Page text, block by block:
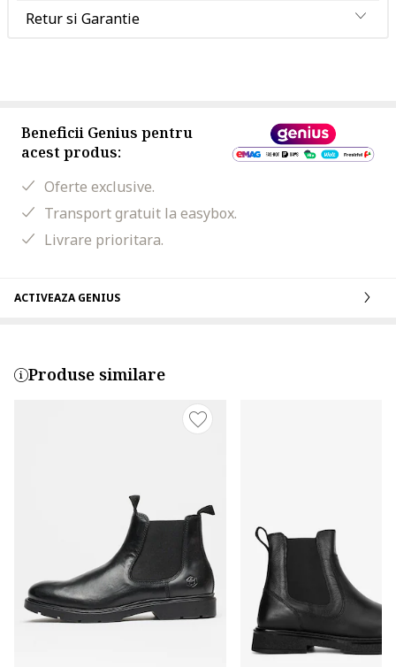
Retur si Garantie
Beneficii Genius pentru
acest produs:
Oferte exclusive.
Transport gratuit la easybox.
Livrare prioritara.
ACTIVEAZA GENIUS
Produse similare